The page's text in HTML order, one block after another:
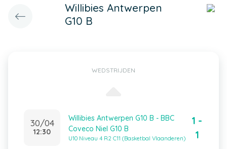
Willibies Antwerpen
G10 B
WEDSTRIJDEN
30/04
12:30
Willibies Antwerpen G10 B - BBC
Coveco Niel G10 B
U10 Niveau 4 R2 C11 (Basketbal Vlaanderen)
1 -
1